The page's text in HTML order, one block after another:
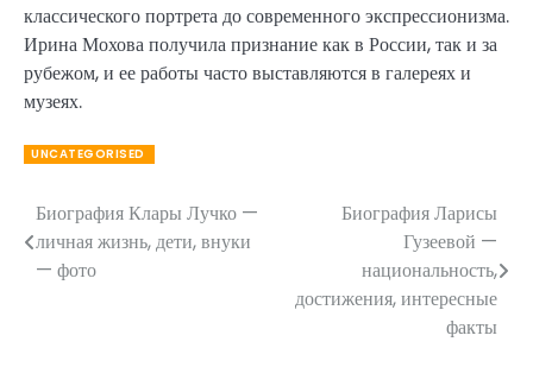
классического портрета до современного экспрессионизма.
Ирина Мохова получила признание как в России, так и за
рубежом, и ее работы часто выставляются в галереях и
музеях.
UNCATEGORISED
Навигация
по
Биография Клары Лучко —
личная жизнь, дети, внуки
— фото
Биография Ларисы
Гузеевой —
национальность,
достижения, интересные
факты